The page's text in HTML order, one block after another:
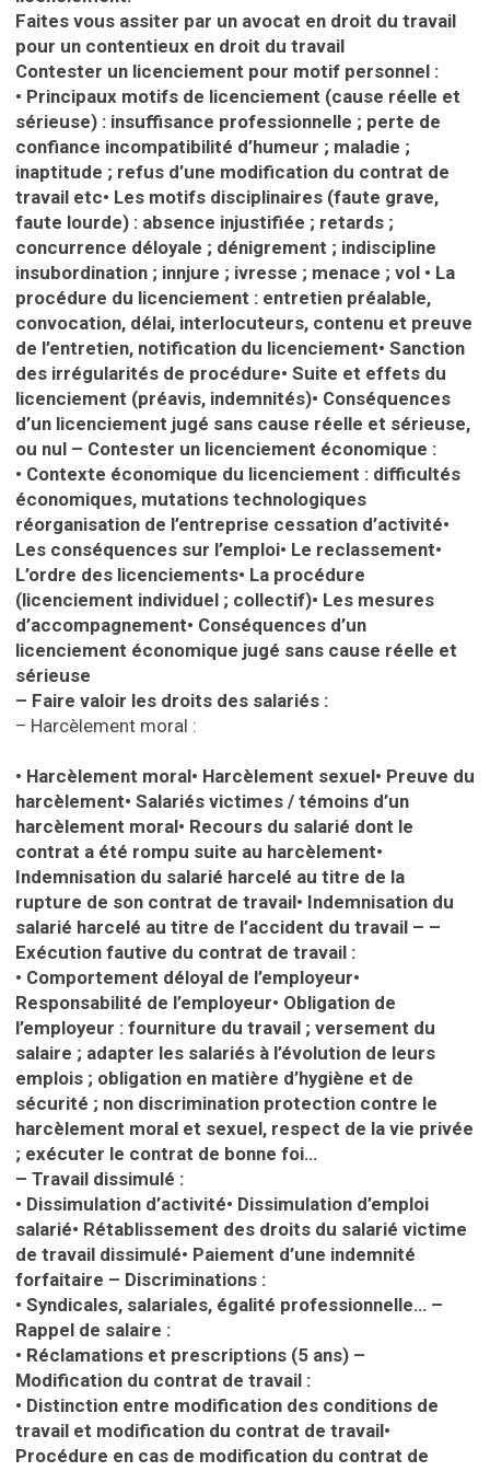
Faites vous assiter par un avocat en droit du travail
pour un contentieux en droit du travail
Contester un licenciement pour motif personnel :
• Principaux motifs de licenciement (cause réelle et
sérieuse) : insuffisance professionnelle ; perte de
confiance incompatibilité d’humeur ; maladie ;
inaptitude ; refus d’une modification du contrat de
travail etc• Les motifs disciplinaires (faute grave,
faute lourde) : absence injustifiée ; retards ;
concurrence déloyale ; dénigrement ; indiscipline
insubordination ; innjure ; ivresse ; menace ; vol • La
procédure du licenciement : entretien préalable,
convocation, délai, interlocuteurs, contenu et preuve
de l’entretien, notification du licenciement• Sanction
des irrégularités de procédure• Suite et effets du
licenciement (préavis, indemnités)• Conséquences
d’un licenciement jugé sans cause réelle et sérieuse,
ou nul – Contester un licenciement économique :
• Contexte économique du licenciement : difficultés
économiques, mutations technologiques
réorganisation de l’entreprise cessation d’activité•
Les conséquences sur l’emploi• Le reclassement•
L’ordre des licenciements• La procédure
(licenciement individuel ; collectif)• Les mesures
d’accompagnement• Conséquences d’un
licenciement économique jugé sans cause réelle et
sérieuse
– Faire valoir les droits des salariés :
– Harcèlement moral :
• Harcèlement moral• Harcèlement sexuel• Preuve du
harcèlement• Salariés victimes / témoins d’un
harcèlement moral• Recours du salarié dont le
contrat a été rompu suite au harcèlement•
Indemnisation du salarié harcelé au titre de la
rupture de son contrat de travail• Indemnisation du
salarié harcelé au titre de l’accident du travail – –
Exécution fautive du contrat de travail :
• Comportement déloyal de l’employeur•
Responsabilité de l’employeur• Obligation de
l’employeur : fourniture du travail ; versement du
salaire ; adapter les salariés à l’évolution de leurs
emplois ; obligation en matière d’hygiène et de
sécurité ; non discrimination protection contre le
harcèlement moral et sexuel, respect de la vie privée
; exécuter le contrat de bonne foi…
– Travail dissimulé :
• Dissimulation d’activité• Dissimulation d’emploi
salarié• Rétablissement des droits du salarié victime
de travail dissimulé• Paiement d’une indemnité
forfaitaire – Discriminations :
• Syndicales, salariales, égalité professionnelle… –
Rappel de salaire :
• Réclamations et prescriptions (5 ans) –
Modification du contrat de travail :
• Distinction entre modification des conditions de
travail et modification du contrat de travail•
Procédure en cas de modification du contrat de